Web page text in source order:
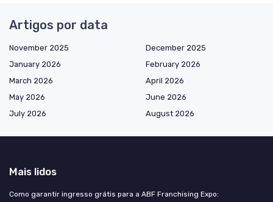
Artigos por data
November 2025
December 2025
January 2026
February 2026
March 2026
April 2026
May 2026
June 2026
July 2026
August 2026
Mais lidos
Como garantir ingresso grátis para a ABF Franchising Expo: